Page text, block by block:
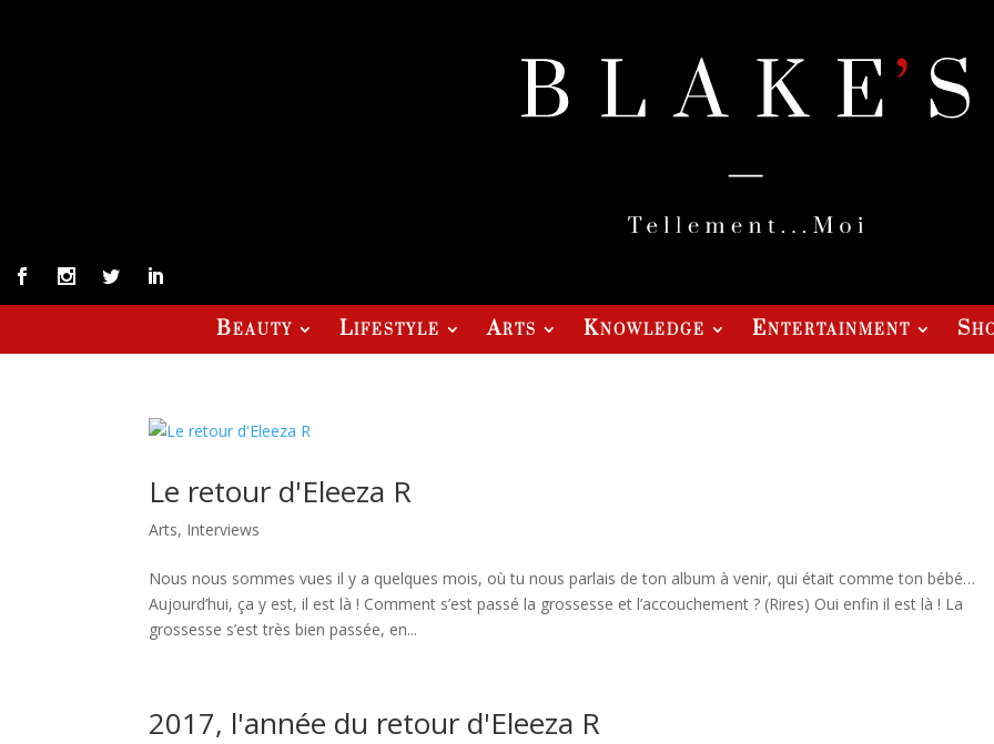
Beauty Lifestyle Arts Knowledge Entertainment
Le retour d'Eleeza R
Arts, Interviews
Nous nous sommes vues il y a quelques mois, où tu nous parlais de ton album à venir, qui était comme ton bébé…
Aujourd’hui, ça y est, il est là ! Comment s’est passé la grossesse et l’accouchement ? (Rires) Oui enfin il est là ! La
grossesse s’est très bien passée, en...
2017, l'année du retour d'Eleeza R